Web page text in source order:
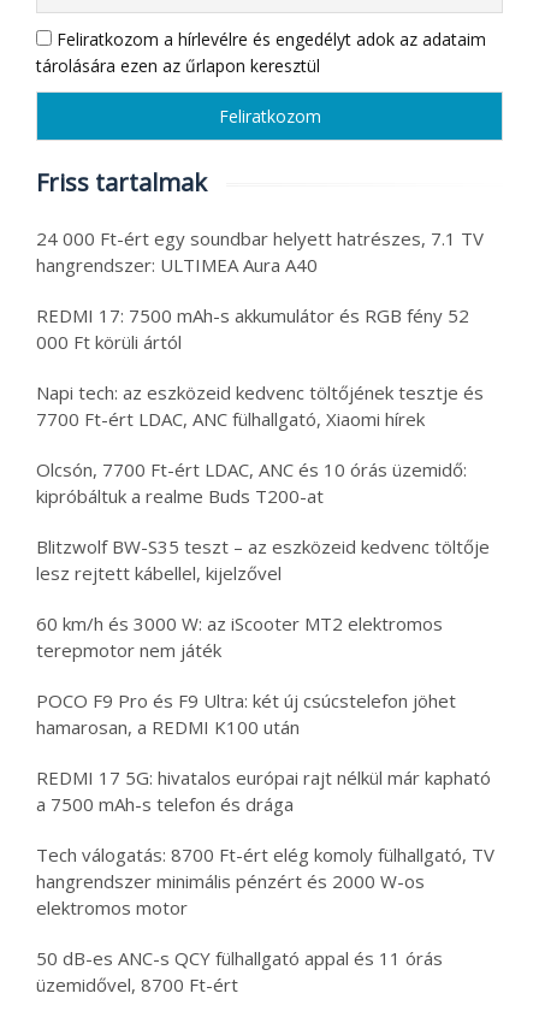
Feliratkozom a hírlevélre és engedélyt adok az adataim
tárolására ezen az űrlapon keresztül
Friss tartalmak
24 000 Ft-ért egy soundbar helyett hatrészes, 7.1 TV
hangrendszer: ULTIMEA Aura A40
REDMI 17: 7500 mAh-s akkumulátor és RGB fény 52
000 Ft körüli ártól
Napi tech: az eszközeid kedvenc töltőjének tesztje és
7700 Ft-ért LDAC, ANC fülhallgató, Xiaomi hírek
Olcsón, 7700 Ft-ért LDAC, ANC és 10 órás üzemidő:
kipróbáltuk a realme Buds T200-at
Blitzwolf BW-S35 teszt – az eszközeid kedvenc töltője
lesz rejtett kábellel, kijelzővel
60 km/h és 3000 W: az iScooter MT2 elektromos
terepmotor nem játék
POCO F9 Pro és F9 Ultra: két új csúcstelefon jöhet
hamarosan, a REDMI K100 után
REDMI 17 5G: hivatalos európai rajt nélkül már kapható
a 7500 mAh-s telefon és drága
Tech válogatás: 8700 Ft-ért elég komoly fülhallgató, TV
hangrendszer minimális pénzért és 2000 W-os
elektromos motor
50 dB-es ANC-s QCY fülhallgató appal és 11 órás
üzemidővel, 8700 Ft-ért